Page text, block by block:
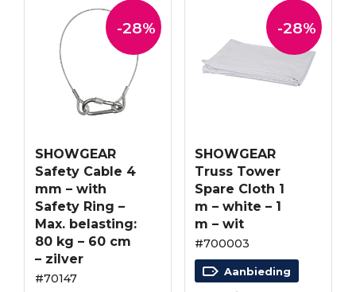
-28%
SHOWGEAR
Safety Cable 4
mm – with
Safety Ring –
Max. belasting:
80 kg – 60 cm
– zilver
#70147
-28%
SHOWGEAR
Truss Tower
Spare Cloth 1
m – white – 1
m – wit
#700003
Aanbieding